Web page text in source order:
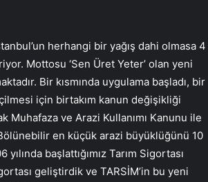
herhangi bir yağış dahi olmasa 4
Mottosu ‘Sen Üret Yeter’ olan yeni
Bir kısmında uygulama başladı, bir
için birtakım kanun değişikliği
Muhafaza ve Arazi Kullanımı Kanunu ile
en küçük arazi büyüklüğünü 10
başlattığımız Tarım Sigortası
geliştirdik ve TARSİM’in bu yeni